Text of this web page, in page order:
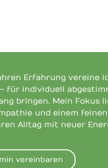
Erfahrung vereine
für individuell
bringen. Mein Fokus
und einem
Alltag mit neuer
vereinbaren